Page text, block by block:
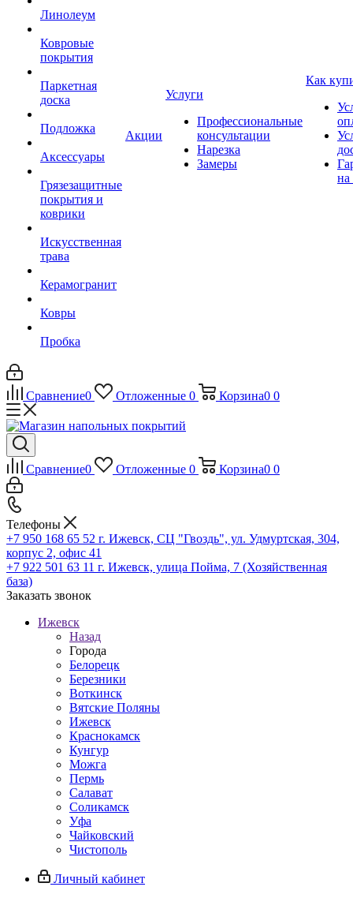
Линолеум
Ковровые
покрытия
Паркетная
доска
Подложка
Аксессуары
Грязезащитные
покрытия и
коврики
Искусственная
трава
Керамогранит
Ковры
Пробка
Акции
Услуги
Профессиональные
консультации
Нарезка
Замеры
Как
на
Сравнение0 Отложенные 0 Корзина0 0
Сравнение0 Отложенные 0 Корзина0 0
Телефоны
+7 950 168 65 52 г. Ижевск, СЦ "Гвоздь", ул. Удмуртская, 304,
корпус 2, офис 41
+7 922 501 63 11 г. Ижевск, улица Пойма, 7 (Хозяйственная
база)
Заказать звонок
Ижевск
Назад
Города
Белорецк
Березники
Воткинск
Вятские Поляны
Ижевск
Краснокамск
Кунгур
Можга
Пермь
Салават
Соликамск
Уфа
Чайковский
Чистополь
Личный кабинет